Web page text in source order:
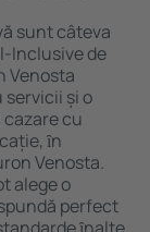
sunt câteva
Inclusive de
Venosta
și o
cu
ȋn
Venosta.
alege o
perfect